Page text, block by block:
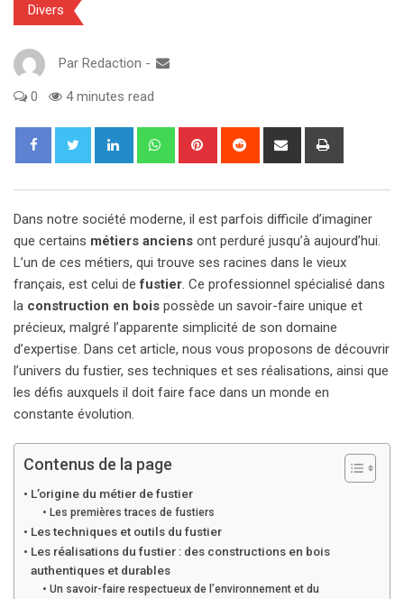
Divers
Par Redaction -
0 4 minutes read
LinkedIn WhatsappPinterest Reddit
Partager
Dans notre société moderne, il est parfois difficile d’imaginer
que certains métiers anciens ont perduré jusqu’à aujourd’hui.
L’un de ces métiers, qui trouve ses racines dans le vieux
français, est celui defustier. Ce professionnel spécialisé dans
la construction en bois possède un savoir-faire unique et
précieux, malgré l’apparente simplicité de son domaine
d’expertise. Dans cet article, nous vous proposons de découvrir
l’univers du fustier, ses techniques et ses réalisations, ainsi que
les défis auxquels il doit faire face dans un monde en
constante évolution.
Contenus de la page
L’origine du métier de fustier
Les premières traces de fustiers
Les techniques et outils du fustier
Les réalisations du fustier : des constructions en bois
authentiques et durables
Un savoir-faire respectueux de l’environnement et du